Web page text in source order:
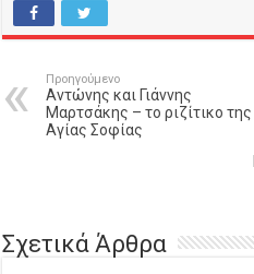
Προηγούμενο
Αντώνης και Γιάννης
Μαρτσάκης – το ριζίτικο της
Αγίας Σοφίας
Σχετικά Άρθρα